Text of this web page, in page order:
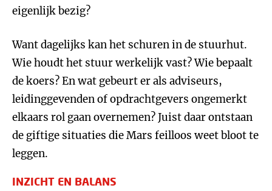
eigenlijk bezig?
Want dagelijks kan het schuren in de stuurhut.
Wie houdt het stuur werkelijk vast? Wie bepaalt
de koers? En wat gebeurt er als adviseurs,
leidinggevenden of opdrachtgevers ongemerkt
elkaars rol gaan overnemen? Juist daar ontstaan
de giftige situaties die Mars feilloos weet bloot te
leggen.
INZICHT EN BALANS